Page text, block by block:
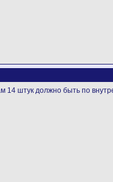
штук должно быть по